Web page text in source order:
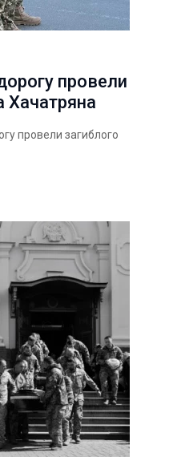
провели
Хачатряна
провели загиблого